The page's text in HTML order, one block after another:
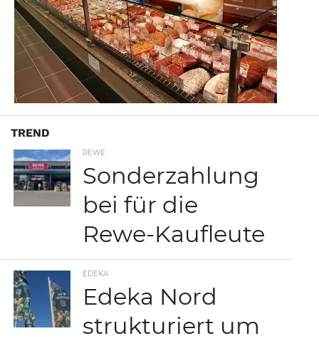
TREND
REWE
Sonderzahlung
bei für die
Rewe-Kaufleute
EDEKA
Edeka Nord
strukturiert um